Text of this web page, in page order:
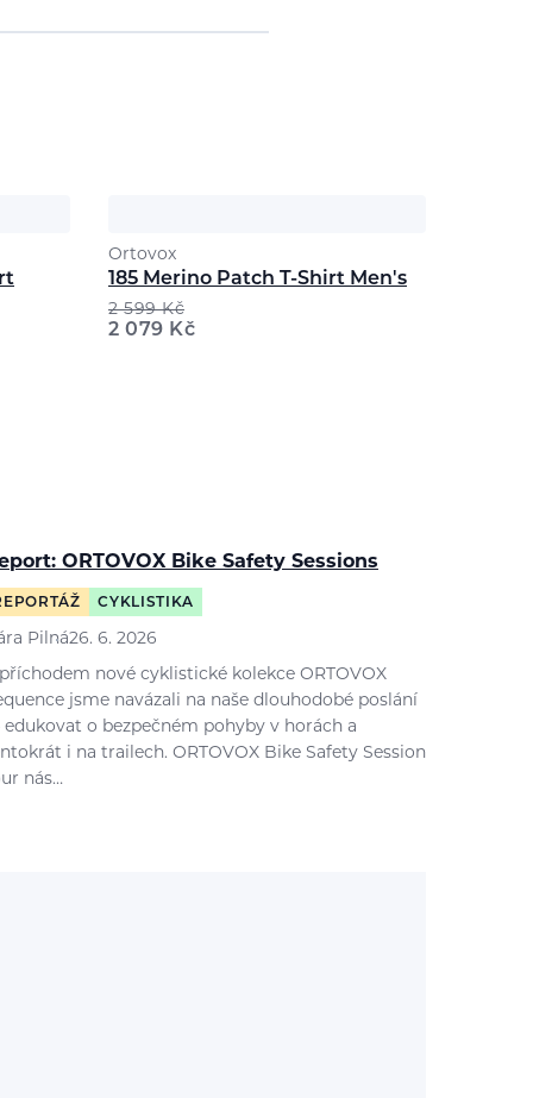
Ortovox
185 Merino Patch T-Shirt Men's
2 599Kč
2 079 Kč
ORTOVOX Bike Safety Sessions
CYKLISTIKA
Pilná26. 6. 2026
nové cyklistické kolekce ORTOVOX
jsme navázali na naše dlouhodobé poslání
o bezpečném pohyby v horách a
i na trailech. ORTOVOX Bike Safety Session
nás…